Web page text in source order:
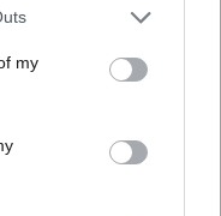
one or more Google
You may click to
third-party tags to
in below Google
my